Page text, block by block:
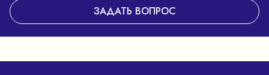
ЗАДАТЬ ВОПРОС